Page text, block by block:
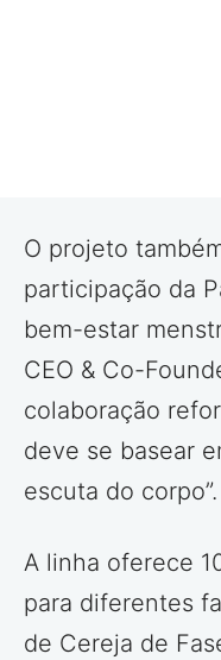
O projeto
participação da
bem-estar
CEO & Co-
colaboração
deve se basear
escuta do corpo”.
A linha oferece
para diferentes
de Cereja de